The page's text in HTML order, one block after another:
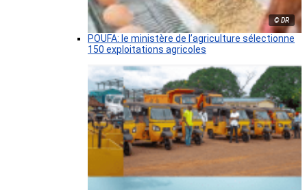
© DR
POUFA: le ministère de l’agriculture sélectionne
150 exploitations agricoles